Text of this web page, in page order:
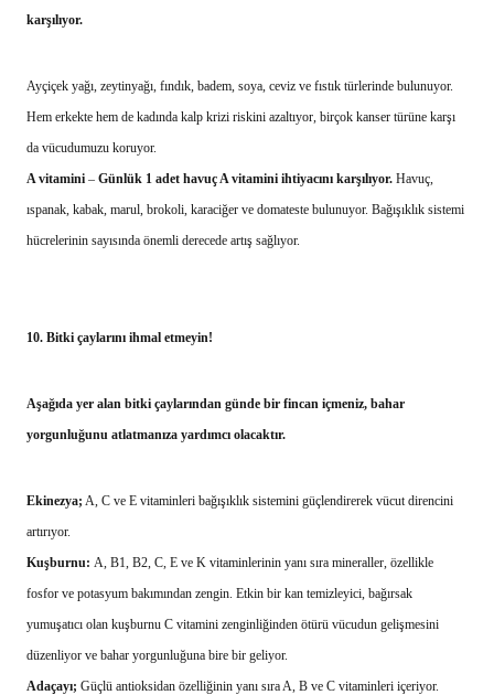
karşılıyor.
Ayçiçek yağı, zeytinyağı, fındık, badem, soya, ceviz ve fıstık türlerinde bulunuyor.
Hem erkekte hem de kadında kalp krizi riskini azaltıyor, birçok kanser türüne karşı
da vücudumuzu koruyor.
A vitamini – Günlük 1 adet havuç A vitamini ihtiyacını karşılıyor. Havuç,
ıspanak, kabak, marul, brokoli, karaciğer ve domateste bulunuyor. Bağışıklık sistemi
hücrelerinin sayısında önemli derecede artış sağlıyor.
10. Bitki çaylarını ihmal etmeyin!
Aşağıda yer alan bitki çaylarından günde bir fincan içmeniz, bahar
yorgunluğunu atlatmanıza yardımcı olacaktır.
Ekinezya; A, C ve E vitaminleri bağışıklık sistemini güçlendirerek vücut direncini
artırıyor.
Kuşburnu: A, B1, B2, C, E ve K vitaminlerinin yanı sıra mineraller, özellikle
fosfor ve potasyum bakımından zengin. Etkin bir kan temizleyici, bağırsak
yumuşatıcı olan kuşburnu C vitamini zenginliğinden ötürü vücudun gelişmesini
düzenliyor ve bahar yorgunluğuna bire bir geliyor.
Adaçayı; Güçlü antioksidan özelliğinin yanı sıra A, B ve C vitaminleri içeriyor.